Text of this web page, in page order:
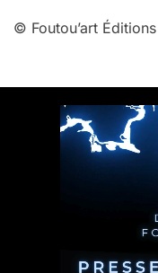
© Foutou’art